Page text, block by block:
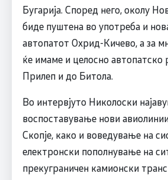
Бугарија. Според него, околу
биде пуштена во употреба и
автопатот Охрид-Кичево, а за
ќе имаме и целосно автопатско
Прилеп и до Битола.
Во интервјуто Николоски
воспоставување нови
Скопје, како и воведување на
електронски пополнување на
прекуграничен камионски